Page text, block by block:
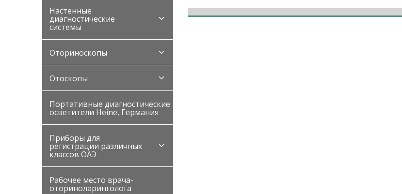
Настенные
диагностические
системы
Оториноскопы
Отоскопы
Портативные диагностические
осветители Heine, Германия
Приборы для
регистрации различных
классов ОАЭ
Рабочее место врача-
оториноларинголога